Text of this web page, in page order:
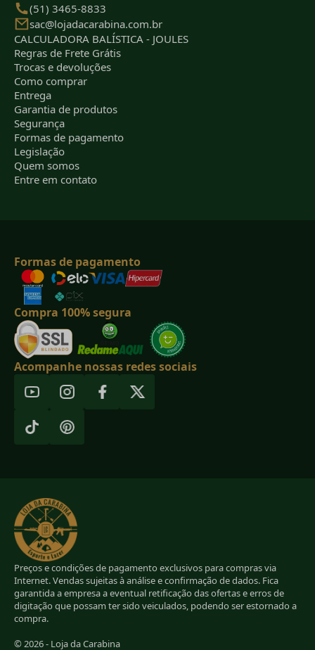
(51) 3465-8833
sac@lojadacarabina.com.br
CALCULADORA BALÍSTICA - JOULES
Regras de Frete Grátis
Trocas e devoluções
Como comprar
Entrega
Garantia de produtos
Segurança
Formas de pagamento
Legislação
Quem somos
Entre em contato
Formas de pagamento
Compra 100% segura
Acompanhe nossas redes sociais
Preços e condições de pagamento exclusivos para compras via
Internet. Vendas sujeitas à análise e confirmação de dados. Fica
garantida a empresa a eventual retificação das ofertas e erros de
digitação que possam ter sido veiculados, podendo ser estornado a
compra.
© 2026 - Loja da Carabina